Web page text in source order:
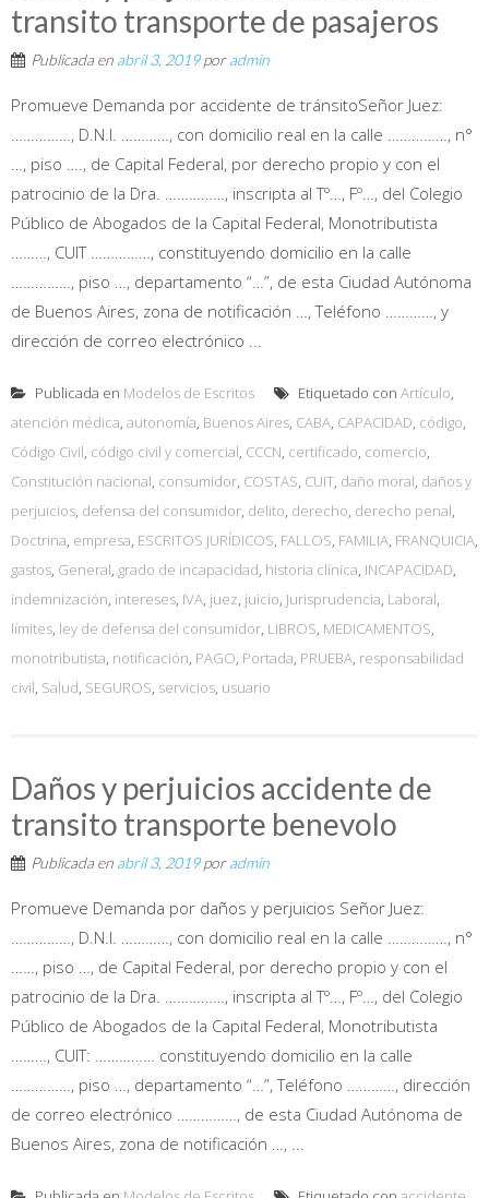
transito transporte de pasajeros
Publicada en abril 3, 2019poradmin
Promueve Demanda por accidente de tránsitoSeñor Juez:
……………, D.N.I. …………, con domicilio real en la calle ……………, n°
…, piso …., de Capital Federal, por derecho propio y con el
patrocinio de la Dra. ……………, inscripta al Tº…, Fº…, del Colegio
Público de Abogados de la Capital Federal, Monotributista
………, CUIT ……………, constituyendo domicilio en la calle
……………, piso …, departamento “…”, de esta Ciudad Autónoma
de Buenos Aires, zona de notificación …, Teléfono …………, y
dirección de correo electrónico ...
Publicada en Modelos de Escritos Etiquetado con Artículo,
atención médica, autonomía, Buenos Aires, CABA, CAPACIDAD, código,
Código Civil, código civil y comercial, CCCN, certificado, comercio,
Constitución nacional, consumidor, COSTAS, CUIT, daño moral, daños y
perjuicios, defensa del consumidor, delito, derecho, derecho penal,
Doctrina, empresa, ESCRITOS JURÍDICOS, FALLOS, FAMILIA, FRANQUICIA,
gastos, General, grado de incapacidad, historia clínica, INCAPACIDAD,
indemnización, intereses, IVA, juez, juicio, Jurisprudencia, Laboral,
límites, ley de defensa del consumidor, LIBROS, MEDICAMENTOS,
monotributista, notificación, PAGO, Portada, PRUEBA, responsabilidad
civil, Salud, SEGUROS, servicios, usuario
Daños y perjuicios accidente de
transito transporte benevolo
Publicada en abril 3, 2019poradmin
Promueve Demanda por daños y perjuicios Señor Juez:
……………, D.N.I. …………, con domicilio real en la calle ……………, n°
……, piso …, de Capital Federal, por derecho propio y con el
patrocinio de la Dra. ……………, inscripta al Tº…, Fº…, del Colegio
Público de Abogados de la Capital Federal, Monotributista
………, CUIT: …………… constituyendo domicilio en la calle
……………, piso …, departamento “…”, Teléfono …………, dirección
de correo electrónico ……………, de esta Ciudad Autónoma de
Buenos Aires, zona de notificación …, ...